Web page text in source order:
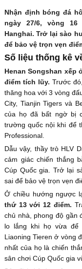
Nhận định bóng đá
ngày 27/6, vòng 16
Hanghai. Trở lại sào
để bảo vệ trọn vẹn
Số liệu thống kê
Henan Songshan xếp
điểm tích lũy. Trước
thăng hoa với 3 vòng
City, Tianjin Tigers và
của họ đã bất ngờ bị
trường quốc nội khi để
Professional.
Dẫu vậy, thầy trò HLV
cảm giác chiến thắng
Cúp Quốc gia. Trở lại
sai để bảo vệ trọn vẹn
Ở chiều hướng ngược
thứ 13 với 12 điểm.
chủ nhà, phong độ gần
lo lắng khi họ vừa để
Liaoning Tieren ở vòng
nhất của họ là chiến
sân chơi Cúp Quốc gia